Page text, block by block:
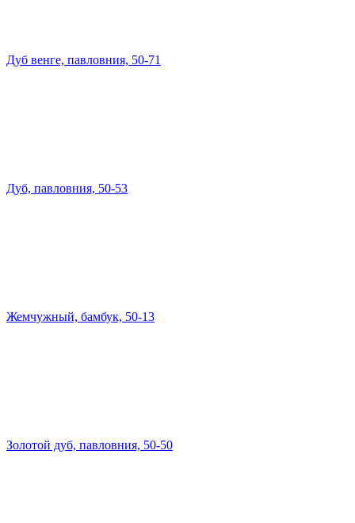
Дуб венге, павловния, 50-71
Дуб, павловния, 50-53
Жемчужный, бамбук, 50-13
Золотой дуб, павловния, 50-50